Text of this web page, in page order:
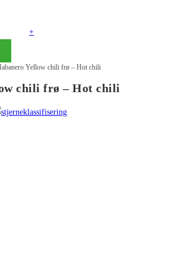
+
Yellow chili frø – Hot chili
chili frø – Hot chili